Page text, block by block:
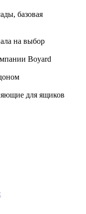
базовая
на выбор
Boyard
для ящиков